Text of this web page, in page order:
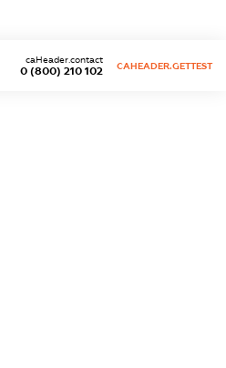
0 (800) 210 102
caHeader.contact
CAHEADER.GETTEST